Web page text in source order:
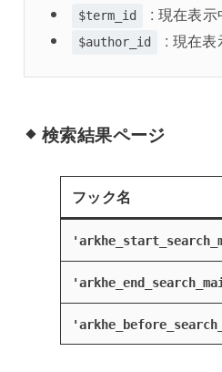
$term_id : 現在表
$author_id : 現在
検索結果ページ
フック名